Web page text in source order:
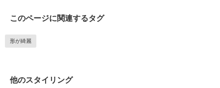
このページに関連するタグ
形が綺麗
他のスタイリング